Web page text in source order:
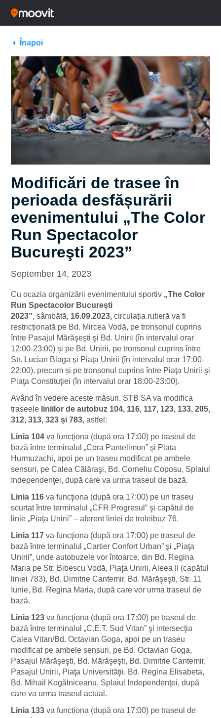
Înapoi
Modificări de trasee în
perioada desfășurării
evenimentului „The Color
Run Spectacolor
Bucureşti 2023”
September 14, 2023
Cu ocazia organizării evenimentului sportiv „The Color
Run Spectacolor Bucureşti
2023”, sâmbătă, 16.09.2023, circulația rutieră va fi
restricționată pe Bd. Mircea Vodă, pe tronsonul cuprins
între Pasajul Mărăşeşti şi Bd. Unirii (în intervalul orar
12:00-23:00) și pe Bd. Unirii, pe tronsonul cuprins între
Str. Lucian Blaga şi Piaţa Unirii (în intervalul orar 17:00-
22:00), precum și pe tronsonul cuprins între Piaţa Unirii şi
Piaţa Constituţiei (în intervalul orar 18:00-23:00).
Având în vedere aceste măsuri, STB SA va modifica
traseele liniilor de autobuz 104, 116, 117, 123, 133, 205,
312, 313, 323 și 783, astfel:
Linia 104 va funcţiona (după ora 17:00) pe traseul de
bază între terminalul „Cora Pantelimon” şi Piața
Hurmuzachi, apoi pe un traseu modificat pe ambele
sensuri, pe Calea Călăraşi, Bd. Corneliu Coposu, Splaiul
Independenţei, după care va urma traseul de bază.
Linia 116 va funcţiona (după ora 17:00) pe un traseu
scurtat între terminalul „CFR Progresul” şi capătul de
linie „Piaţa Unirii” – aferent liniei de troleibuz 76.
Linia 117 va funcţiona (după ora 17:00) pe traseul de
bază între terminalul „Cartier Confort Urban” şi „Piaţa
Unirii”, unde autobuzele vor întoarce, din Bd. Regina
Maria pe Str. Bibescu Vodă, Piaţa Unirii, Aleea II (capătul
liniei 783), Bd. Dimitrie Cantemir, Bd. Mărăşeşti, Str. 11
Iunie, Bd. Regina Maria, după care vor urma traseul de
bază.
Linia 123 va funcţiona (după ora 17:00) pe traseul de
bază între terminalul „C.E.T. Sud Vitan” şi intersecţia
Calea Vitan/Bd. Octavian Goga, apoi pe un traseu
modificat pe ambele sensuri, pe Bd. Octavian Goga,
Pasajul Mărăşeşti, Bd. Mărăşeşti, Bd. Dimitrie Cantemir,
Pasajul Unirii, Piaţa Universităţii, Bd. Regina Elisabeta,
Bd. Mihail Kogălniceanu, Splaiul Independenţei, după
care va urma traseul actual.
Linia 133 va funcționa (după ora 17:00) pe traseul de